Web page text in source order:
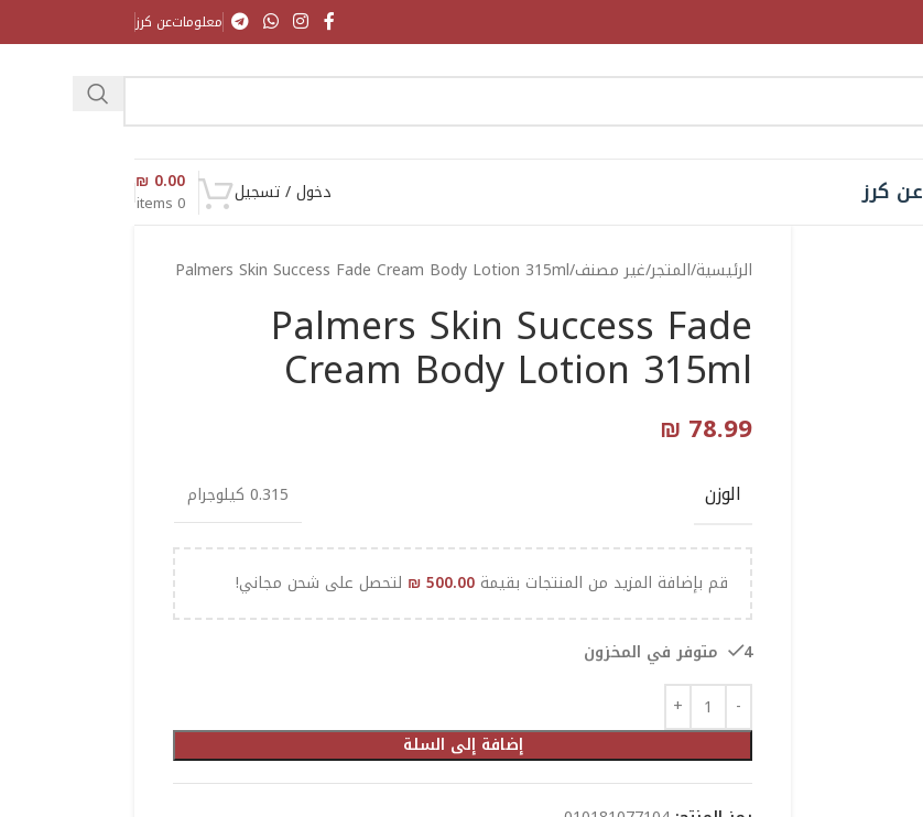
معلوماتعن كرز
عن كرز دخول / تسجيل 0
items
₪ 0.00
الرئيسية المتجرغير مصنف Palmers Skin Success Fade Cream Body Lotion 315ml
Palmers Skin Success Fade
Cream Body Lotion 315ml
₪ 78.99
الوزن 0.315 كيلوجرام
قم بإضافة المزيد من المنتجات بقيمة ₪500.00 لتحصل على شحن مجاني!
4 متوفر في المخزون
إضافة إلى السلة